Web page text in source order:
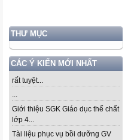
THƯ MỤC
CÁC Ý KIẾN MỚI NHẤT
rất tuyệt...
...
Giới thiệu SGK Giáo dục thể chất
lớp 4...
Tài liệu phục vụ bồi dưỡng GV